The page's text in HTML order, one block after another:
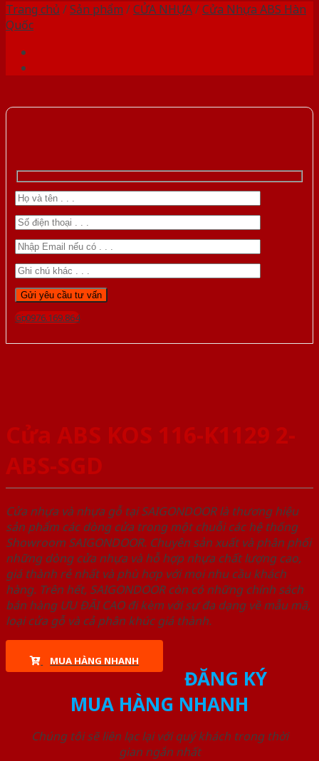
Trang chủ /Sản phẩm /CỬA NHỰA/Cửa Nhựa ABS Hàn
Quốc
Gọi 0976.169.864
Cửa ABS KOS 116-K1129 2-
ABS-SGD
Cửa nhựa và nhựa gỗ tại SAIGONDOOR là thương hiệu
sản phẩm các dòng cửa trong một chuỗi các hệ thống
Showroom SAIGONDOOR. Chuyên sản xuất và phân phối
những dòng cửa nhựa và hỗ hợp nhựa chất lượng cao,
giá thành rẻ nhất và phù hợp với mọi nhu cầu khách
hàng. Trên hết, SAIGONDOOR còn có những chính sách
bán hàng ƯU ĐÃI CAO đi kèm với sự đa dạng về mẫu mã,
loại cửa gỗ và cả phân khúc giá thành.
MUA HÀNG NHANH
ĐĂNG KÝ
MUA HÀNG NHANH
Chúng tôi sẽ liên lạc lại với quý khách trong thời
gian ngắn nhất